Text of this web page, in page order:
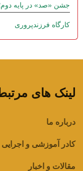
جشن «صد» در پایه دوم؛
کارگاه فرزندپروری
لینک های
درباره ما
کادر آموزشی و اجرایی
مقالات و اخبار